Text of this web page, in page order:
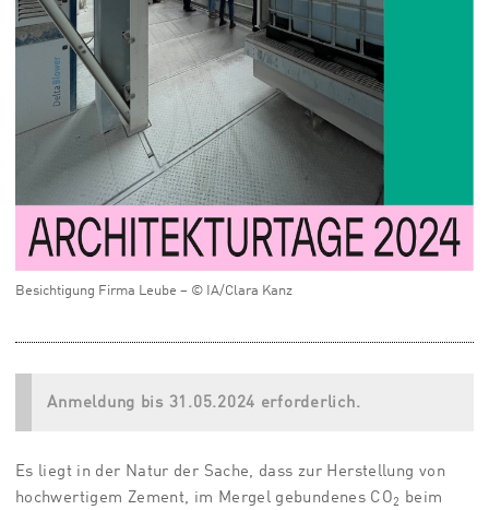
Besichtigung Firma Leube – © IA/Clara Kanz
Anmeldung bis 31.05.2024 erforderlich.
Es liegt in der Natur der Sache, dass zur Herstellung von
hochwertigem Zement, im Mergel gebundenes CO2
beim